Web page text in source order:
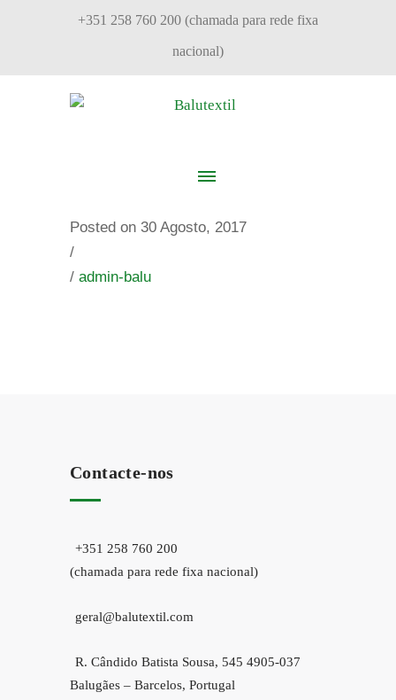
+351 258 760 200 (chamada para rede fixa
nacional)
Posted on 30 Agosto, 2017
/
/ admin-balu
Contacte-nos
+351 258 760 200
(chamada para rede fixa nacional)
geral@balutextil.com
R. Cândido Batista Sousa, 545 4905-037
Balugães – Barcelos, Portugal